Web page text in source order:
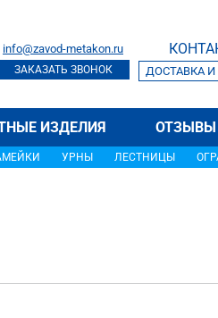
info@zavod-metakon.ru
ЗАКАЗАТЬ ЗВОНОК ДОСТАВКА
ИЗДЕЛИЯ ОТЗЫВЫ
УРНЫ ЛЕСТНИЦЫ